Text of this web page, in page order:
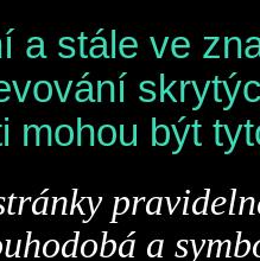
a stále ve
mohou být
a